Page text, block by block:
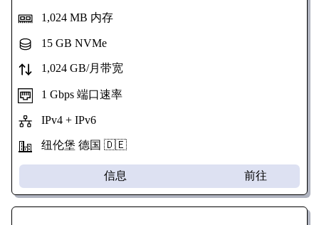
1,024 MB 内存
15 GB NVMe
1,024 GB/月带宽
1 Gbps 端口速率
IPv4 + IPv6
纽伦堡 德国 🇩🇪
信息 前往